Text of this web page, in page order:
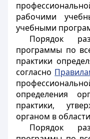
рабочими
учебными
Порядок
программы по
практики
согласно
определения
практики,
органом в
Порядок